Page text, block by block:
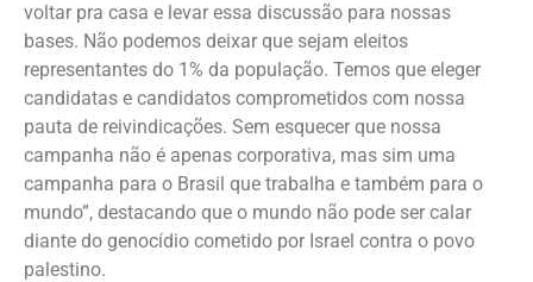
voltar pra casa e levar essa discussão para nossas
bases. Não podemos deixar que sejam eleitos
representantes do 1% da população. Temos que eleger
candidatas e candidatos comprometidos com nossa
pauta de reivindicações. Sem esquecer que nossa
campanha não é apenas corporativa, mas sim uma
campanha para o Brasil que trabalha e também para o
mundo”, destacando que o mundo não pode ser calar
diante do genocídio cometido por Israel contra o povo
palestino.